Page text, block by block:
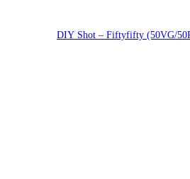
DIY Shot – Fiftyfifty (50VG/